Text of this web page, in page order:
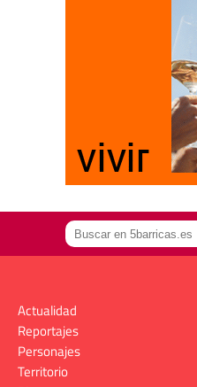
Actualidad
Reportajes
Personajes
Territorio